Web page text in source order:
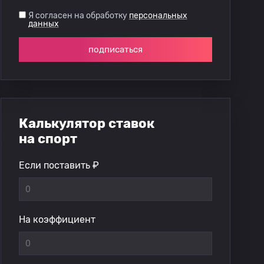
Я согласен на обработку персональных
данных
подписаться
Калькулятор ставок
на спорт
Если поставить ₽
На коэффициент